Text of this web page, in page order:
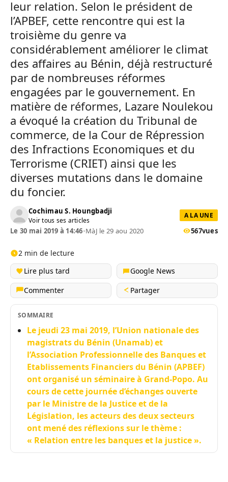
leur relation. Selon le président de
l’APBEF, cette rencontre qui est la
troisième du genre va
considérablement améliorer le climat
des affaires au Bénin, déjà restructuré
par de nombreuses réformes
engagées par le gouvernement. En
matière de réformes, Lazare Noulekou
a évoqué la création du Tribunal de
commerce, de la Cour de Répression
des Infractions Economiques et du
Terrorisme (CRIET) ainsi que les
diverses mutations dans le domaine
du foncier.
Cochimau S. Houngbadji
Voir tous ses articles
A LA UNE
Le 30 mai 2019 à 14:46•MàJ le 29 aou 2020 567vues
2 min de lecture
Lire plus tard
Google News
Commenter
Partager
SOMMAIRE
Le jeudi 23 mai 2019, l’Union nationale des
magistrats du Bénin (Unamab) et
l’Association Professionnelle des Banques et
Etablissements Financiers du Bénin (APBEF)
ont organisé un séminaire à Grand-Popo. Au
cours de cette journée d’échanges ouverte
par le Ministre de la Justice et de la
Législation, les acteurs des deux secteurs
ont mené des réflexions sur le thème :
« Relation entre les banques et la justice ».